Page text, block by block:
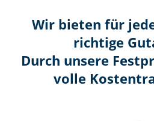
Wir bieten für
richtige
Durch unsere
volle